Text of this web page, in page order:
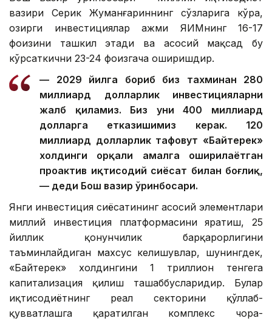
вазири Серик Жуманғариннинг сўзларига кўра,
ҳозирги инвестициялар ҳажми ЯИМнинг 16-17
фоизини ташкил этади ва асосий мақсад бу
кўрсаткични 23-24 фоизгача оширишдир.
— 2029 йилга бориб биз тахминан 280
миллиард долларлик инвестицияларни
жалб қиламиз. Биз уни 400 миллиард
долларга етказишимиз керак. 120
миллиард долларлик тафовут «Байтерек»
холдинги орқали амалга оширилаётган
проактив иқтисодий сиёсат билан боғлиқ,
— деди Бош вазир ўринбосари.
Янги инвестиция сиёсатининг асосий элементлари
миллий инвестиция платформасини яратиш, 25
йиллик қонунчилик барқарорлигини
таъминлайдиган махсус келишувлар, шунингдек,
«Байтерек» холдингини 1 триллион тенгега
капитализация қилиш ташаббусларидир. Булар
иқтисодиётнинг реал секторини қўллаб-
қувватлашга қаратилган комплекс чора-